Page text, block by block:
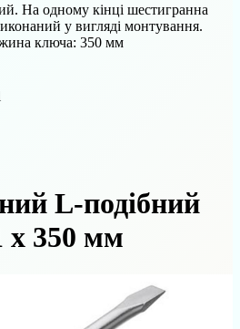
На одному кінці шестигранна
у вигляді монтування.
ключа: 350 мм
L-подібний
х 350 мм